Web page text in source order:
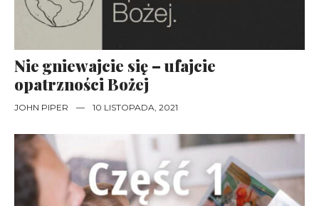
Nie gniewajcie się – ufajcie
opatrzności Bożej
JOHN PIPER — 10 LISTOPADA, 2021